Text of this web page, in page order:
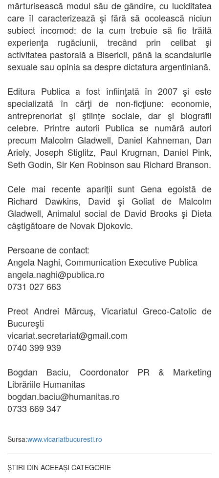
mărturisească modul său de gândire, cu luciditatea
care îl caracterizează şi fără să ocolească niciun
subiect incomod: de la cum trebuie să fie trăită
experienţa rugăciunii, trecând prin celibat şi
activitatea pastorală a Bisericii, până la scandalurile
sexuale sau opinia sa despre dictatura argentiniană.
Editura Publica a fost înfiinţată în 2007 şi este
specializată în cărţi de non-ficţiune: economie,
antreprenoriat şi ştiinţe sociale, dar şi biografii
celebre. Printre autorii Publica se numără autori
precum Malcolm Gladwell, Daniel Kahneman, Dan
Ariely, Joseph Stiglitz, Paul Krugman, Daniel Pink,
Seth Godin, Sir Ken Robinson sau Richard Branson.
Cele mai recente apariţii sunt Gena egoistă de
Richard Dawkins, David şi Goliat de Malcolm
Gladwell, Animalul social de David Brooks şi Dieta
câştigătoare de Novak Djokovic.
Persoane de contact:
Angela Naghi, Communication Executive Publica
angela.naghi@publica.ro
0731 027 663
Preot Andrei Mărcuş, Vicariatul Greco-Catolic de
Bucureşti
vicariat.secretariat@gmail.com
0740 399 939
Bogdan Baciu, Coordonator PR & Marketing
Librăriile Humanitas
bogdan.baciu@humanitas.ro
0733 669 347
Sursa:www.vicariatbucuresti.ro
ȘTIRI DIN ACEEAȘI CATEGORIE